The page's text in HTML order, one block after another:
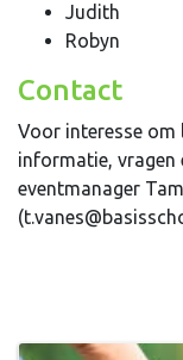
Judith
Robyn
Contact
Voor interesse om
informatie, vragen
eventmanager